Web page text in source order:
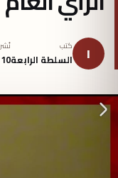
ا كتب
السلطة الرابعة
نُشر
10 مايو 2026 - 11:30 م